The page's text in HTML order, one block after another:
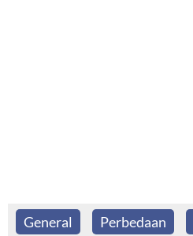
General Perbedaan